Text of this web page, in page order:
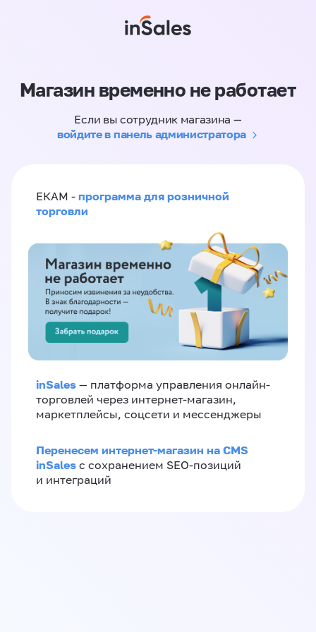
Магазин временно не работает
Если вы сотрудник магазина —
войдите в панель администратора
ЕКАМ - программа для розничной
торговли
inSales — платформа управления онлайн-
торговлей через интернет-магазин,
маркетплейсы, соцсети и мессенджеры
Перенесем интернет-магазин на CMS
inSales с сохранением SEO-позиций
и интеграций